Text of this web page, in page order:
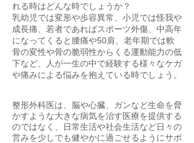
れる時はどんな時でしょうか？
乳幼児では変形や歩容異常、小児では怪我や
成長痛、若者であればスポーツ外傷、中高年
になってくると腰痛や50肩、老年期では軟
骨の変性や骨の脆弱性からくる運動能力の低
下など、人が一生の中で経験する様々なケガ
や痛みによる悩みを抱えている時でしょう。
整形外科医は、脳や心臓、ガンなど生命を脅
かすような大きな病気を治す医療を提供する
のではなく、日常生活や社会生活など日々の
営みを少しでも健やかに過ごせるようにサポ